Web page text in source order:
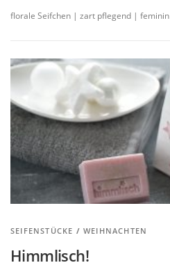
florale Seifchen | zart pflegend | feminin
SEIFENSTÜCKE /WEIHNACHTEN
Himmlisch!